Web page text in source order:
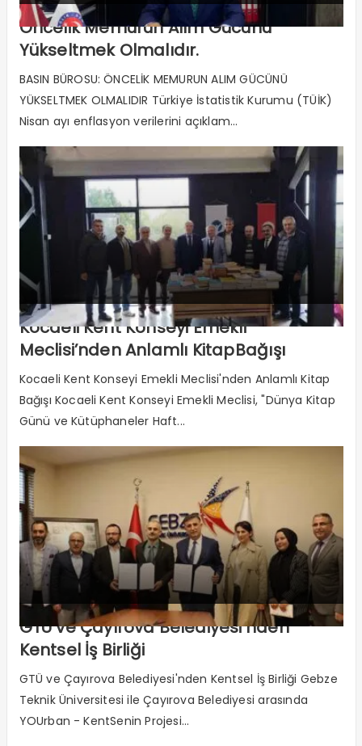
Öncelik Memurun Alım Gücünü
Yükseltmek Olmalıdır.
BASIN BÜROSU: ÖNCELİK MEMURUN ALIM GÜCÜNÜ
YÜKSELTMEK OLMALIDIR Türkiye İstatistik Kurumu (TÜİK)
Nisan ayı enflasyon verilerini açıklam...
Kocaeli Kent Konseyi Emekli
Meclisi’nden Anlamlı KitapBağışı
Kocaeli Kent Konseyi Emekli Meclisi'nden Anlamlı Kitap
Bağışı Kocaeli Kent Konseyi Emekli Meclisi, "Dünya Kitap
Günü ve Kütüphaneler Haft...
GTÜ ve Çayırova Belediyesi’nden
Kentsel İş Birliği
GTÜ ve Çayırova Belediyesi'nden Kentsel İş Birliği Gebze
Teknik Üniversitesi ile Çayırova Belediyesi arasında
YOUrban - KentSenin Projesi...